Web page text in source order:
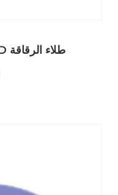
كربيد التنتالوم TaC CVD طلاء الرقاقة